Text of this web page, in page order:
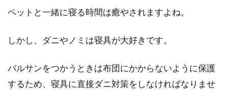
ペットと一緒に寝る時間は癒やされますよね。
しかし、ダニやノミは寝具が大好きです。
バルサンをつかうときは布団にかからないように保護
するため、寝具に直接ダニ対策をしなければなりませ